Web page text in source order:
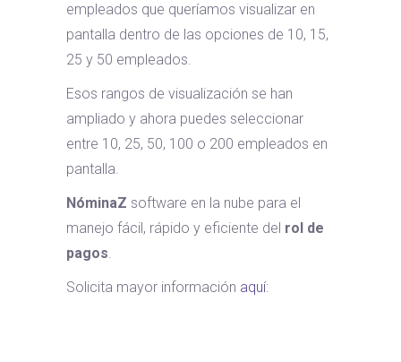
empleados que queríamos visualizar en
pantalla dentro de las opciones de 10, 15,
25 y 50 empleados.
Esos rangos de visualización se han
ampliado y ahora puedes seleccionar
entre 10, 25, 50, 100 o 200 empleados en
pantalla.
NóminaZ software en la nube para el
manejo fácil, rápido y eficiente del rol de
pagos.
Solicita mayor información aquí: